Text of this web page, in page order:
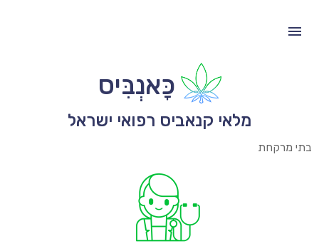
כָּאנְבִּיס
מלאי קנאביס רפואי ישראל
בתי מרקחת